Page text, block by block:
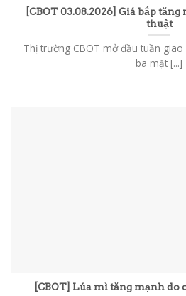
[CBOT 03.08.2026] Giá bắp
thuật
Thị trường CBOT mở đầu tuần giao
ba mặt [...]
[CBOT] Lúa mì tăng mạnh do